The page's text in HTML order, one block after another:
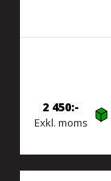
Exkl. moms
2 450